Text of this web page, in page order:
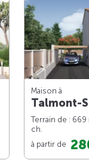
Maison à
Talmont-
Terrain de : 669
ch.
à partir de